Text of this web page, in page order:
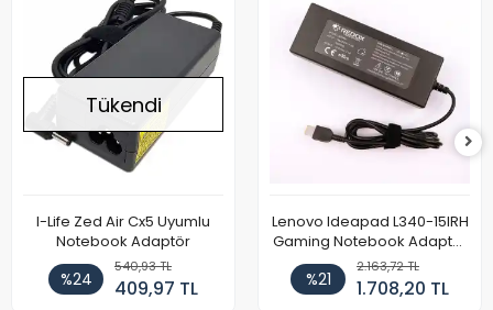
Tükendi
I-Life Zed Air Cx5 Uyumlu
Notebook Adaptör
%24
540,93 TL
409,97 TL
Lenovo Ideapad L340-15IRH
Gaming Notebook Adaptör
Cihazı Şarj Aleti (150W)
%21
2.163,72 TL
1.708,20 TL